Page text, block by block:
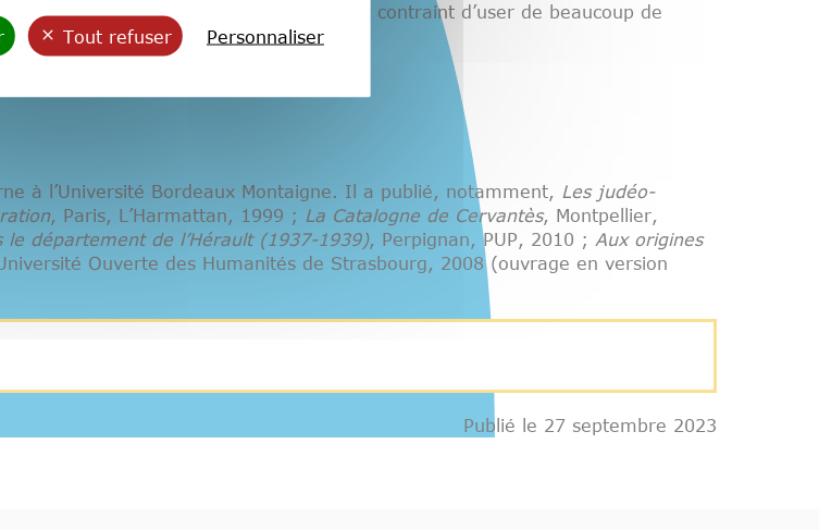
Dieu purement, et où chacun est contraint d’user de beaucoup de
et sont pleines de superstition".
à l’Université Bordeaux Montaigne. Il a publié, notamment, Les judéo-
, Paris, L’Harmattan, 1999 ; La Catalogne de Cervantès, Montpellier,
département de l’Hérault (1937-1939), Perpignan, PUP, 2010 ; Aux origines
Ouverte des Humanités de Strasbourg, 2008 (ouvrage en version
Publié le 27 septembre 2023
Tout refuser Personnaliser